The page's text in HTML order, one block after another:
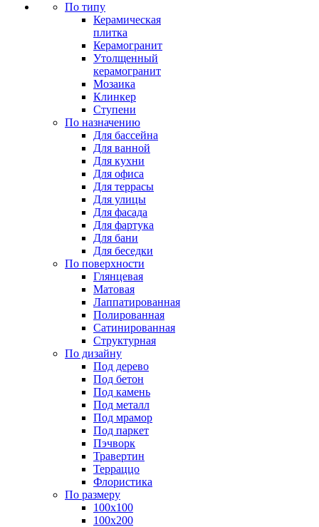
По типу
Керамическая
плитка
Керамогранит
Утолщенный
керамогранит
Мозаика
Клинкер
Ступени
По назначению
Для бассейна
Для ванной
Для кухни
Для офиса
Для террасы
Для улицы
Для фасада
Для фартука
Для бани
Для беседки
По поверхности
Глянцевая
Матовая
Лаппатированная
Полированная
Сатинированная
Структурная
По дизайну
Под дерево
Под бетон
Под камень
Под металл
Под мрамор
Под паркет
Пэчворк
Травертин
Терраццо
Флористика
По размеру
100х100
100х200